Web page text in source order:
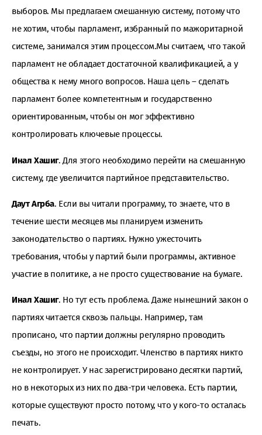
выборов. Мы предлагаем смешанную систему, потому что
не хотим, чтобы парламент, избранный по мажоритарной
системе, занимался этим процессом.Мы считаем, что такой
парламент не обладает достаточной квалификацией, а у
общества к нему много вопросов. Наша цель – сделать
парламент более компетентным и государственно
ориентированным, чтобы он мог эффективно
контролировать ключевые процессы.
Инал Хашиг. Для этого необходимо перейти на смешанную
систему, где увеличится партийное представительство.
Даут Агрба. Если вы читали программу, то знаете, что в
течение шести месяцев мы планируем изменить
законодательство о партиях. Нужно ужесточить
требования, чтобы у партий были программы, активное
участие в политике, а не просто существование на бумаге.
Инал Хашиг. Но тут есть проблема. Даже нынешний закон о
партиях читается сквозь пальцы. Например, там
прописано, что партии должны регулярно проводить
съезды, но этого не происходит. Членство в партиях никто
не контролирует. У нас зарегистрировано десятки партий,
но в некоторых из них по два-три человека. Есть партии,
которые существуют просто потому, что у кого-то осталась
печать.